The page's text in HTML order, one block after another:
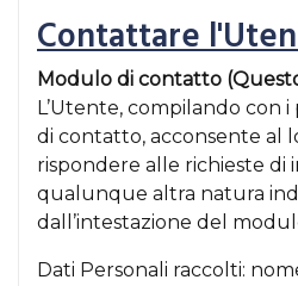
Contattare
Modulo di contatto
L’Utente, compilando con
di contatto, acconsente al
rispondere alle richieste di
qualunque altra natura
dall’intestazione del
Dati Personali raccolti: